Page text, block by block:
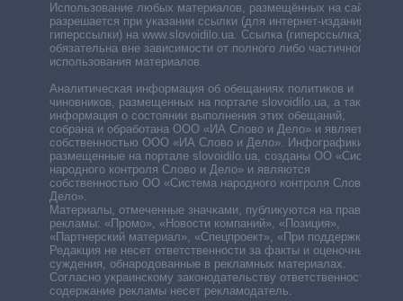
Использование любых материалов, размещённых на сайте,
разрешается при указании ссылки (для интернет-изданий —
гиперссылки) на www.slovoidilo.ua. Ссылка (гиперссылка)
обязательна вне зависимости от полного либо частичного
использования материалов.
Аналитическая информация об обещаниях политиков и
чиновников, размещенных на портале slovoidilo.ua, а также
информация о состоянии выполнения этих обещаний,
собрана и обработана ООО «ИА Слово и Дело» и является
собственностью ООО «ИА Слово и Дело». Инфографики,
размещенные на портале slovoidilo.ua, созданы ОО «Система
народного контроля Слово и Дело» и являются
собственностью ОО «Система народного контроля Слово и
Дело».
Материалы, отмеченные значками, публикуются на правах
рекламы: «Промо», «Новости компаний», «Позиция»,
«Партнерский материал», «Спецпроект», «При поддержке».
Редакция не несет ответственности за факты и оценочные
суждения, обнародованные в рекламных материалах.
Согласно украинскому законодательству ответственность за
содержание рекламы несет рекламодатель.